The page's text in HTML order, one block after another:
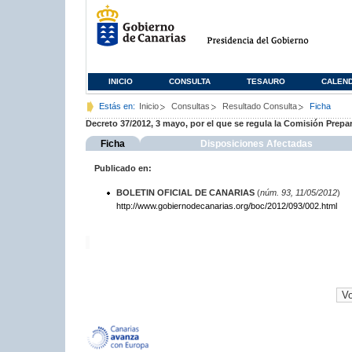
INICIO CONSULTA TESAURO
Estás en: Inicio Consultas Resultado Consulta
Ficha
Decreto 37/2012, 3 mayo, por el que se regula la Comisión
Ficha Disposiciones Afectadas
Publicado en:
BOLETIN OFICIAL DE CANARIAS(núm. 93, 11/05/2012)
http://www.gobiernodecanarias.org/boc/2012/093/002.html